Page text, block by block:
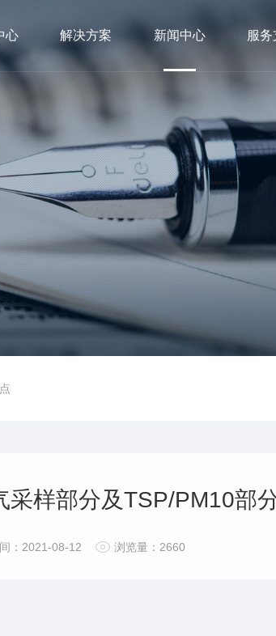
心 解决方案 新闻中心 服
采样部分及TSP/PM10部
：2021-08-12 浏览量：2660